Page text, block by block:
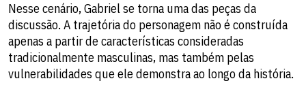
Nesse cenário, Gabriel se torna uma das peças da
discussão. A trajetória do personagem não é construída
apenas a partir de características consideradas
tradicionalmente masculinas, mas também pelas
vulnerabilidades que ele demonstra ao longo da história.